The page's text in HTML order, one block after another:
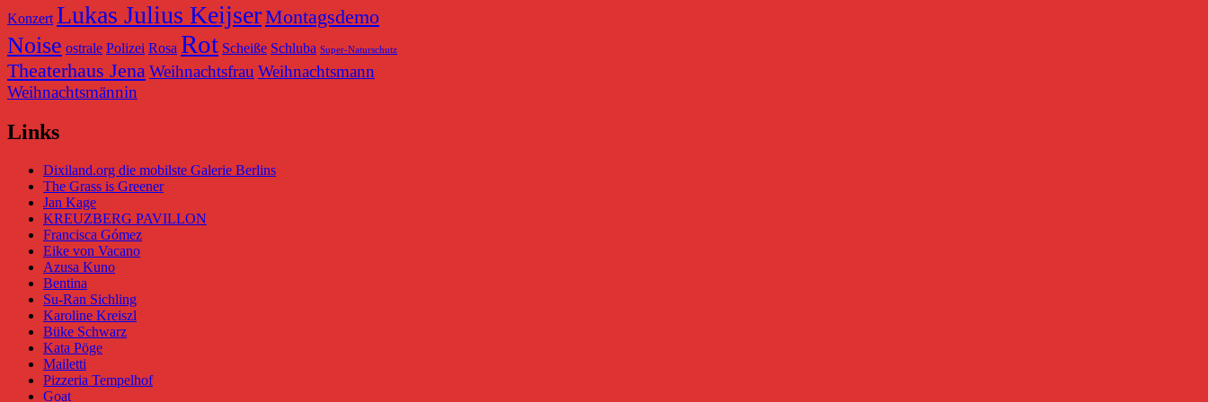
Konzert Lukas Julius KeijserMontagsdemo
Noise ostrale Polizei Rosa Rot Scheiße Schluba Super-Naturschutz
Theaterhaus JenaWeihnachtsfrau Weihnachtsmann
Weihnachtsmännin
Links
Dixiland.org die mobilste Galerie Berlins
The Grass is Greener
Jan Kage
KREUZBERG PAVILLON
Francisca Gómez
Eike von Vacano
Azusa Kuno
Bentina
Su-Ran Sichling
Karoline Kreiszl
Büke Schwarz
Kata Pöge
Mailetti
Pizzeria Tempelhof
Goat